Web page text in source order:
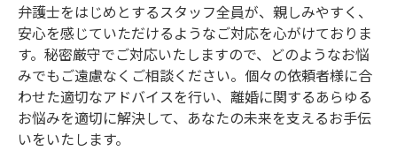
弁護士をはじめとするスタッフ全員が、親しみやすく、
安心を感じていただけるようなご対応を心がけておりま
す。秘密厳守でご対応いたしますので、どのようなお悩
みでもご遠慮なくご相談ください。個々の依頼者様に合
わせた適切なアドバイスを行い、離婚に関するあらゆる
お悩みを適切に解決して、あなたの未来を支えるお手伝
いをいたします。